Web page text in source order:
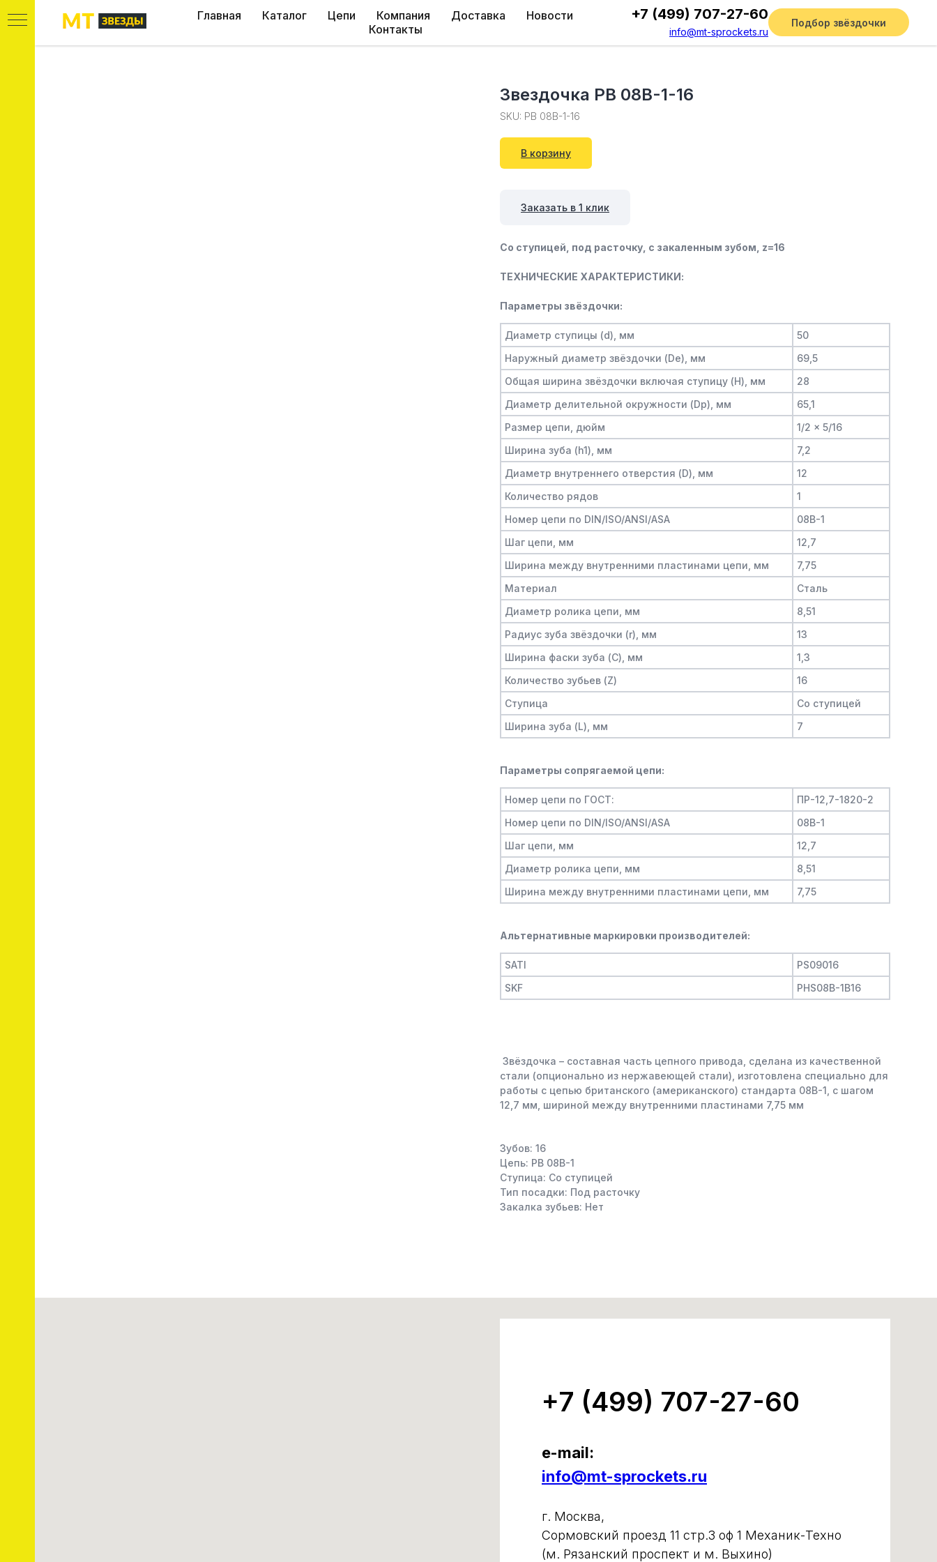
Главная Каталог Цепи Компания Доставка
Новости
Контакты
+7 (499) 707-27-60
info@mt-sprockets.ru
Подбор звёздочки
Звездочка PB 08B-1-16
SKU: PB 08B-1-16
В корзину
Заказать в 1 клик
Со ступицей, под расточку, c закаленным зубом, z=16
ТЕХНИЧЕСКИЕ ХАРАКТЕРИСТИКИ:
Параметры звёздочки:
Диаметр ступицы (d), мм
50
Наружный диаметр звёздочки (De), мм
69,5
Общая ширина звёздочки включая ступицу (H), мм
28
Диаметр делительной окружности (Dp), мм
65,1
Размер цепи, дюйм
1/2 x 5/16
Ширина зуба (h1), мм
7,2
Диаметр внутреннего отверстия (D), мм
12
Количество рядов
1
Номер цепи по DIN/ISO/ANSI/ASA
08B-1
Шаг цепи, мм
12,7
Ширина между внутренними пластинами цепи, мм
7,75
Материал
Сталь
Диаметр ролика цепи, мм
8,51
Радиус зуба звёздочки (r), мм
13
Ширина фаски зуба (C), мм
1,3
Количество зубьев (Z)
16
Ступица
Со ступицей
Ширина зуба (L), мм
7
Параметры сопрягаемой цепи:
Номер цепи по ГОСТ:
ПР-12,7-1820-2
Номер цепи по DIN/ISO/ANSI/ASA
08B-1
Шаг цепи, мм
12,7
Диаметр ролика цепи, мм
8,51
Ширина между внутренними пластинами цепи, мм
7,75
Альтернативные маркировки производителей:
SATI
PS09016
SKF
PHS08B-1B16
Звёздочка – составная часть цепного привода, сделана из качественной
стали (опционально из нержавеющей стали), изготовлена специально для
работы с цепью британского (американского) стандарта 08B-1, с шагом
12,7 мм, шириной между внутренними пластинами 7,75 мм
Зубов: 16
Цепь: PB 08B-1
Ступица: Со ступицей
Тип посадки: Под расточку
Закалка зубьев: Нет
+7 (499) 707-27-60
e-mail:
info@mt-sprockets.ru
г. Москва,
Сормовский проезд 11 стр.3 оф 1 Механик-Техно
(м. Рязанский проспект и м. Выхино)